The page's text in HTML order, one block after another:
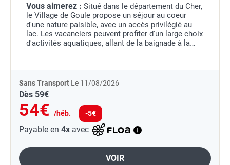
Vous aimerez : Situé dans le département du Cher,
le Village de Goule propose un séjour au coeur
d'une nature paisible, avec un accès privilégié au
lac. Les vacanciers peuvent profiter d'un large choix
d'activités aquatiques, allant de la baignade à la
Sans Transport Le 11/08/2026
Dès 59€
54€ /héb. -5€
Payable en 4x avec
VOIR